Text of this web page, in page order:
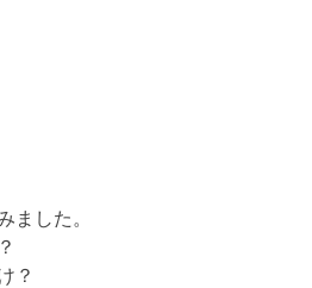
ました。
？